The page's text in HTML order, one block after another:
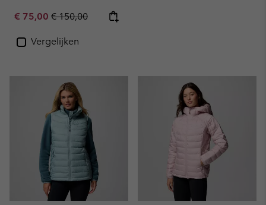
Sale price:
€ 75,00 Regular price:
€ 150,00
Vergelijken